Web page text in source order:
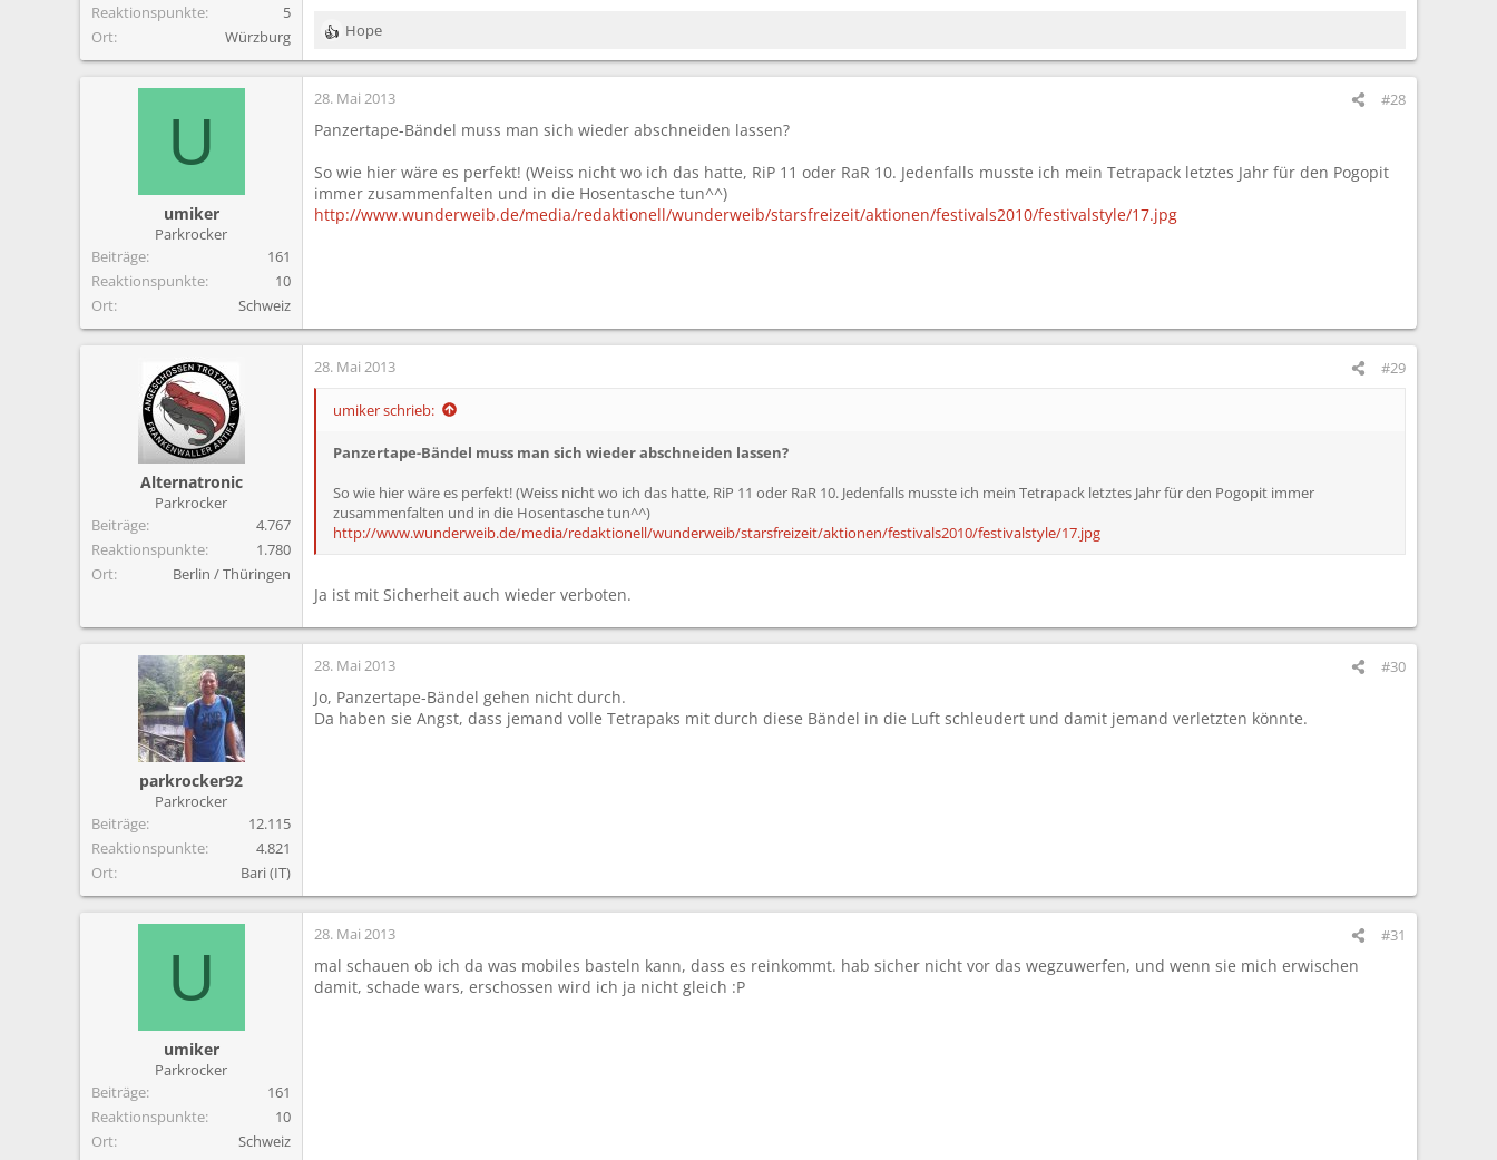
Reaktionspunkte
5
Ort
Würzburg
R
e
a
k
i
n
e
n
Hope
U
umiker
Parkrocker
Beiträge
161
Reaktionspunkte
10
Ort
Schweiz
28. Mai 2013 #28
Panzertape-Bändel muss man sich wieder abschneiden lassen?
So wie hier wäre es perfekt! (Weiss nicht wo ich das hatte, RiP 11 oder RaR 10. Jedenfalls musste ich mein Tetrapack letztes Jahr für den Pogopit
immer zusammenfalten und in die Hosentasche tun^^)
http://www.wunderweib.de/media/redaktionell/wunderweib/starsfreizeit/aktionen/festivals2010/festivalstyle/17.jpg
Alternatronic
Parkrocker
Beiträge
4.767
Reaktionspunkte
1.780
Ort
Berlin / Thüringen
28. Mai 2013 #29
umiker schrieb:
Panzertape-Bändel muss man sich wieder abschneiden lassen?
So wie hier wäre es perfekt! (Weiss nicht wo ich das hatte, RiP 11 oder RaR 10. Jedenfalls musste ich mein Tetrapack letztes Jahr für den Pogopit immer
zusammenfalten und in die Hosentasche tun^^)
http://www.wunderweib.de/media/redaktionell/wunderweib/starsfreizeit/aktionen/festivals2010/festivalstyle/17.jpg
Ja ist mit Sicherheit auch wieder verboten.
parkrocker92
Parkrocker
Beiträge
12.115
Reaktionspunkte
4.821
Ort
Bari (IT)
28. Mai 2013 #30
Jo, Panzertape-Bändel gehen nicht durch.
Da haben sie Angst, dass jemand volle Tetrapaks mit durch diese Bändel in die Luft schleudert und damit jemand verletzten könnte.
U
umiker
Parkrocker
Beiträge
161
Reaktionspunkte
10
Ort
Schweiz
28. Mai 2013 #31
mal schauen ob ich da was mobiles basteln kann, dass es reinkommt. hab sicher nicht vor das wegzuwerfen, und wenn sie mich erwischen
damit, schade wars, erschossen wird ich ja nicht gleich :P